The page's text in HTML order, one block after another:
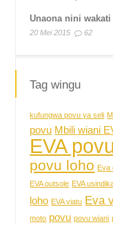
Unaona nini
20 Mei 2015 62
Tag wingu
kufungwa povu ya seli
povu Mbili wiani
EVA
povu loho Eva
EVA outsole EVA
loho EVA viatu Eva
moto povu povu wiani